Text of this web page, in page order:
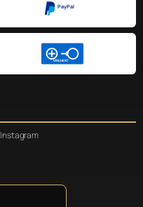
PayPal
VIREMENT
Instagram